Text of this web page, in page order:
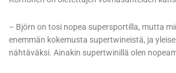
– Björn on tosi nopea supersportilla, mutta
enemmän kokemusta supertwineistä, ja
nähtäväksi. Ainakin supertwinillä olen